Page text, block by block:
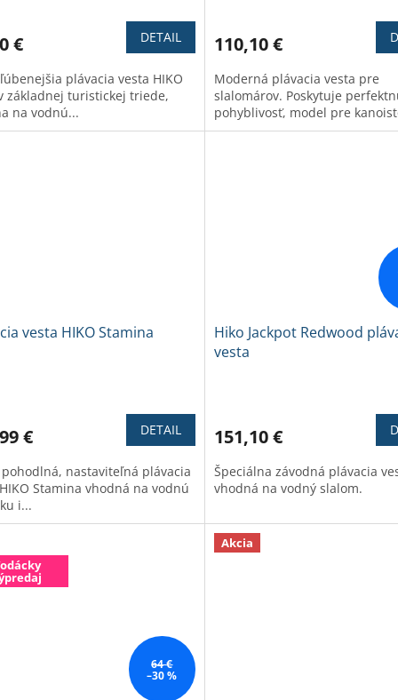
€ DETAIL
plávacia vesta HIKO
základnej turistickej triede,
na vodnú...
je
z
5
hviezdičiek.
110,10 €
Moderná plávacia vesta pre
slalomárov. Poskytuje
pohyblivosť, model pre
vesta HIKO Stamina
€ DETAIL
pohodlná, nastaviteľná plávacia
Stamina vhodná na vodnú
i...
Hiko Jackpot Redwood
vesta
je
z
5
151,10 €
Špeciálna závodná plávacia
vhodná na vodný slalom.
64 €
–30 %
Akcia